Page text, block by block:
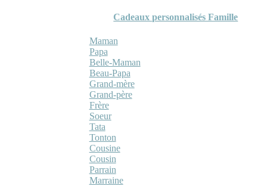
Cadeaux personnalisés Famille
Maman
Papa
Belle-Maman
Beau-Papa
Grand-mère
Grand-père
Frère
Soeur
Tata
Tonton
Cousine
Cousin
Parrain
Marraine